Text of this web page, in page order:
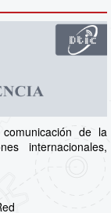
de la
internacionales,